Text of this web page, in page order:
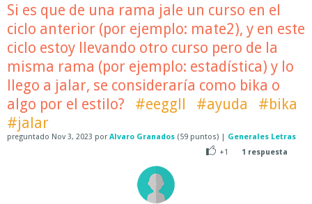
Si es que de una rama jale un curso en el
ciclo anterior (por ejemplo: mate2), y en este
ciclo estoy llevando otro curso pero de la
misma rama (por ejemplo: estadística) y lo
llego a jalar, se consideraría como bika o
algo por el estilo?
#eeggll #ayuda
#bika
#jalar
preguntado Nov 3, 2023 por Alvaro Granados (59 puntos) | Generales Letras
+1
1 respuesta